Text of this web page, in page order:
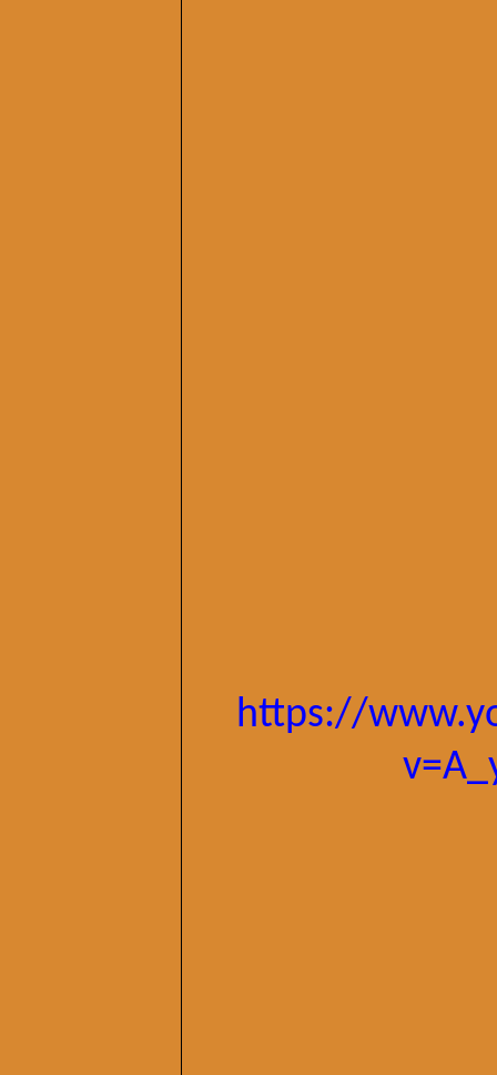
https://